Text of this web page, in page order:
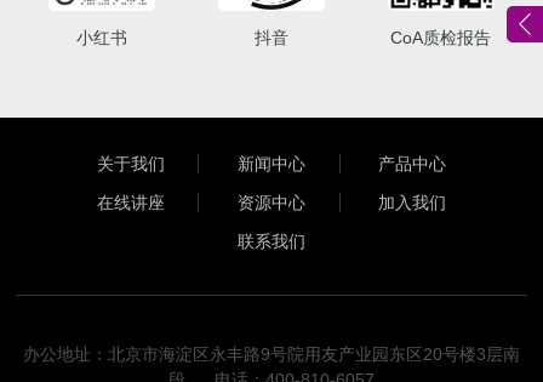
小红书 抖音 CoA质检报告
关于我们 新闻中心
产品中心
在线讲座
资源中心
加入我们
联系我们
办公地址：北京市海淀区永丰路9号院用友产业园东区20号楼3层南